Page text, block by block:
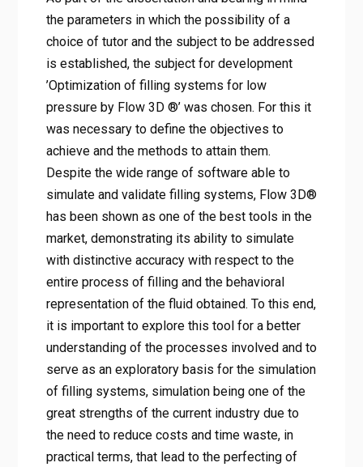
the parameters in which the possibility of a
choice of tutor and the subject to be addressed
is established, the subject for development
’Optimization of filling systems for low
pressure by Flow 3D ®’ was chosen. For this it
was necessary to define the objectives to
achieve and the methods to attain them.
Despite the wide range of software able to
simulate and validate filling systems, Flow 3D®
has been shown as one of the best tools in the
market, demonstrating its ability to simulate
with distinctive accuracy with respect to the
entire process of filling and the behavioral
representation of the fluid obtained. To this end,
it is important to explore this tool for a better
understanding of the processes involved and to
serve as an exploratory basis for the simulation
of filling systems, simulation being one of the
great strengths of the current industry due to
the need to reduce costs and time waste, in
practical terms, that lead to the perfecting of